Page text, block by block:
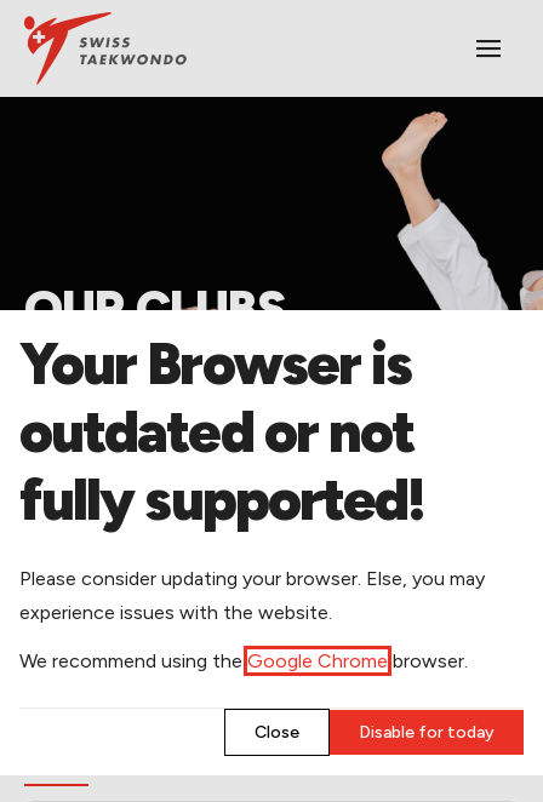
|||
OUR CLUBS
Start strong. Stay connected. Train with recognized
Swiss Taekwondo clubs.
CLUBS
​BERN ​FRIBOURG ​GENEVA
​Your Browser is
outdated or not
fully supported!
​Please consider updating your browser. Else, you may
experience issues with the website.
​We recommend using the Google Chrome browser.
​Close ​Disable for today